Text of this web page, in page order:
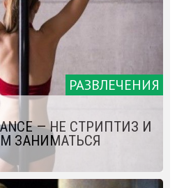
РАЗВЛЕЧЕНИЯ
— НЕ СТРИПТИЗ И
ЗАНИМАТЬСЯ